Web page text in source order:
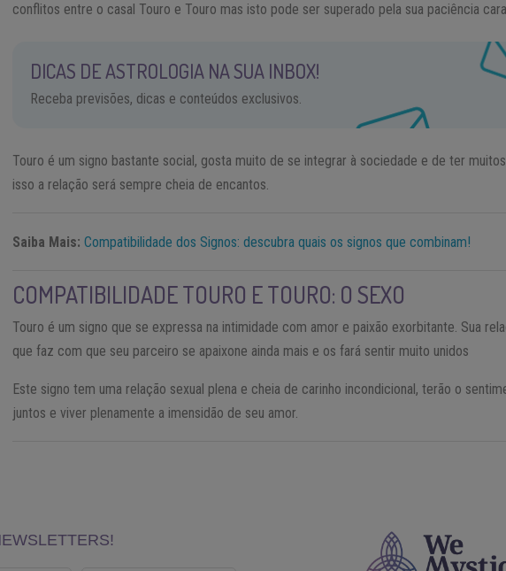
conflitos entre o casal Touro e Touro mas isto pode ser superado pela sua paciência
DICAS DE ASTROLOGIA NA SUA INBOX!
Receba previsões, dicas e conteúdos exclusivos.
Touro é um signo bastante social, gosta muito de se integrar à sociedade e de ter
isso a relação será sempre cheia de encantos.
Saiba Mais: Compatibilidade dos Signos: descubra quais os signos que combinam!
COMPATIBILIDADE TOURO E TOURO: O SEXO
Touro é um signo que se expressa na intimidade com amor e paixão exorbitante. Sua
que faz com que seu parceiro se apaixone ainda mais e os fará sentir muito unidos
Este signo tem uma relação sexual plena e cheia de carinho incondicional, terão o
juntos e viver plenamente a imensidão de seu amor.